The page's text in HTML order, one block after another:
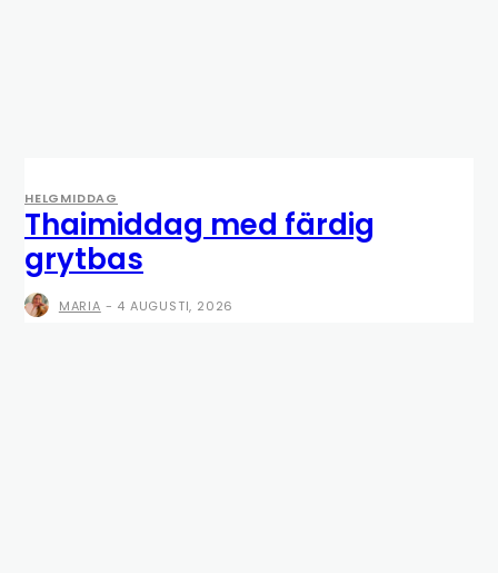
HELGMIDDAG
Thaimiddag med färdig
grytbas
MARIA - 4 AUGUSTI, 2026